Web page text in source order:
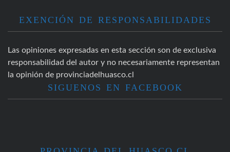
EXENCIÓN DE RESPONSABILIDADES
Las opiniones expresadas en esta sección son de exclusiva
responsabilidad del autor y no necesariamente representan
la opinión de provinciadelhuasco.cl
SIGUENOS EN FACEBOOK